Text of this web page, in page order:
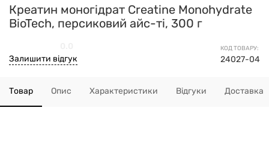
Креатин моногідрат Creatine Monohydrate
BioTech, персиковий айс-ті, 300 г
КОД ТОВАРУ:
24027-04
Залишити відгук
Товар Опис Характеристики Відгуки Доставка